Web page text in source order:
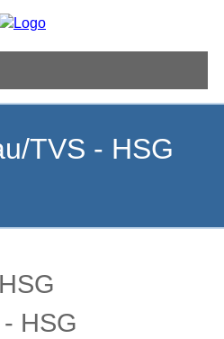
TVS - HSG
HSG